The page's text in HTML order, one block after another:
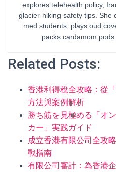
explores telehealth policy,
glacier-hiking safety tips. She
med students, plays oud
packs cardamom
Related Posts:
香港利得稅全攻略：從
方法與案例解析
勝ち筋を見極める「オ
カー」実践ガイド
成立香港有限公司全攻
戰指南
有限公司審計：為香港